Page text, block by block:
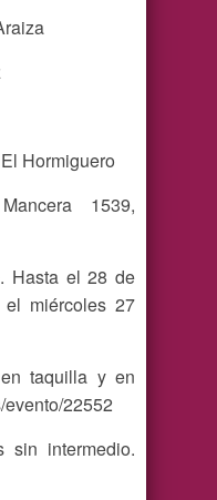
Hormiguero
1539,
Hasta el 28 de
miércoles 27
taquilla y en
22552
sin intermedio.